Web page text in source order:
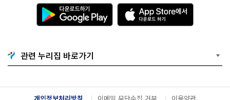
다
운
로
기
G
o
g
l
A
p
p
e
서
다
관련 누리집 바로가기